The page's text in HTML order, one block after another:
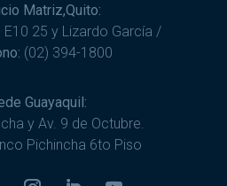
Matriz,Quito:
25 y Lizardo García /
(02) 394-1800
Guayaquil:
y Av. 9 de Octubre.
Pichincha 6to Piso